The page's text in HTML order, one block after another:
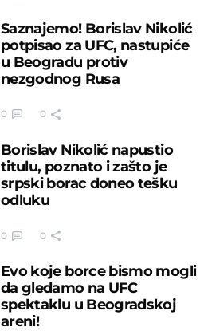
Saznajemo! Borislav Nikolić
potpisao za UFC, nastupiće
u Beogradu protiv
nezgodnog Rusa
0 0
Borislav Nikolić napustio
titulu, poznato i zašto je
srpski borac doneo tešku
odluku
0 0
Evo koje borce bismo mogli
da gledamo na UFC
spektaklu u Beogradskoj
areni!